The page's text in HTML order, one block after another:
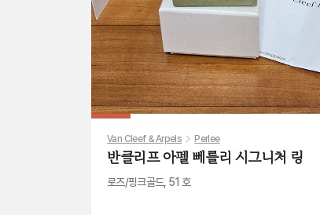
Van Cleef & Arpels Perlee
반클리프 아펠 뻬를리 시그니처 링
로즈/핑크골드, 51 호